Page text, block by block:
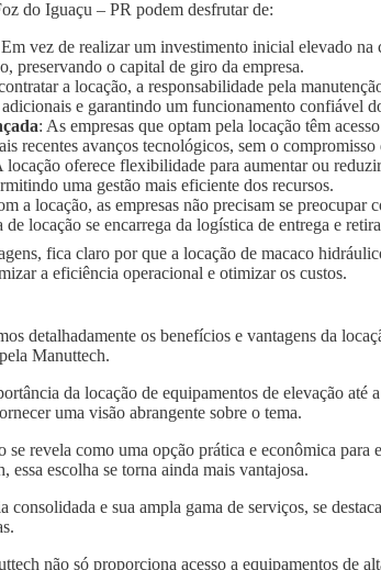
do Iguaçu – PR podem desfrutar de:
vez de realizar um investimento inicial elevado
preservando o capital de giro da empresa.
a locação, a responsabilidade pela
e garantindo um funcionamento confiável
: As empresas que optam pela locação têm
recentes avanços tecnológicos, sem o
locação oferece flexibilidade para aumentar ou
uma gestão mais eficiente dos recursos.
a locação, as empresas não precisam se
de locação se encarrega da logística de entrega e
fica claro por que a locação de macaco
a eficiência operacional e otimizar os custos.
detalhadamente os benefícios e vantagens da
Manuttech.
da locação de equipamentos de elevação
uma visão abrangente sobre o tema.
revela como uma opção prática e econômica para
escolha se torna ainda mais vantajosa.
consolidada e sua ampla gama de serviços, se
não só proporciona acesso a equipamentos de